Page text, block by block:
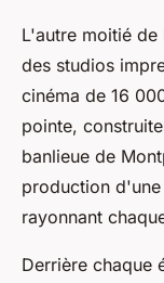
L'autre moitié
des studios
cinéma de 16
pointe,
banlieue de
production
rayonnant
Derrière chaque